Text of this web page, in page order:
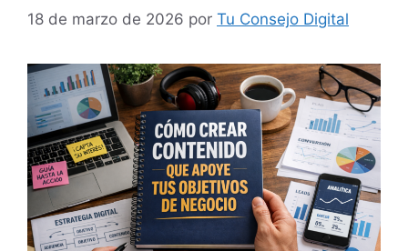
18 de marzo de 2026 por Tu Consejo Digital